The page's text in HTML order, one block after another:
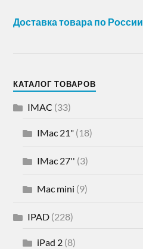
Доставка товара по России
КАТАЛОГ ТОВАРОВ
IMAC (33)
IMac 21" (18)
IMac 27'' (3)
Mac mini (9)
IPAD (228)
iPad 2 (8)